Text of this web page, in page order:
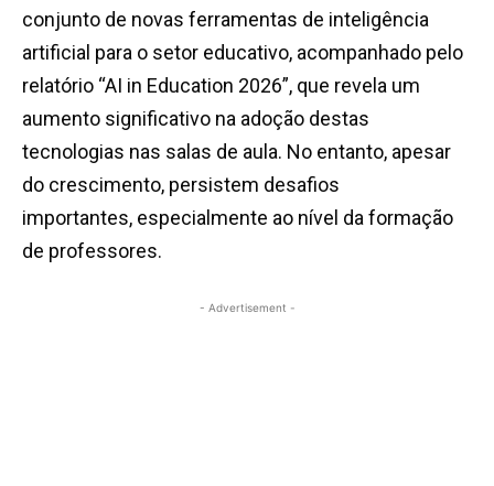
conjunto de novas ferramentas de inteligência
artificial para o setor educativo, acompanhado pelo
relatório “AI in Education 2026”, que revela um
aumento significativo na adoção destas
tecnologias nas salas de aula. No entanto, apesar
do crescimento, persistem desafios
importantes, especialmente ao nível da formação
de professores.
- Advertisement -